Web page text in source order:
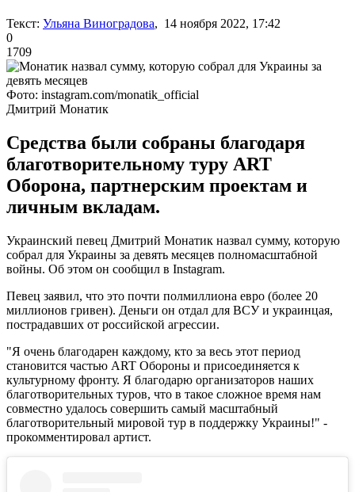
Текст: Ульяна Виноградова, 14 ноября 2022, 17:42
0
1709
Фото: instagram.com/monatik_official
Дмитрий Монатик
Средства были собраны благодаря
благотворительному туру ART
Оборона, партнерским проектам и
личным вкладам.
Украинский певец Дмитрий Монатик назвал сумму, которую
собрал для Украины за девять месяцев полномасштабной
войны. Об этом он сообщил в Instagram.
Певец заявил, что это почти полмиллиона евро (более 20
миллионов гривен). Деньги он отдал для ВСУ и украинцая,
пострадавших от российской агрессии.
"Я очень благодарен каждому, кто за весь этот период
становится частью ART Обороны и присоединяется к
культурному фронту. Я благодарю организаторов наших
благотворительных туров, что в такое сложное время нам
совместно удалось совершить самый масштабный
благотворительный мировой тур в поддержку Украины!" -
прокомментировал артист.